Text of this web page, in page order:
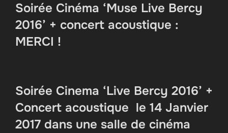
Soirée Cinéma ‘Muse Live Bercy
2016’ + concert acoustique :
MERCI !
Soirée Cinema ‘Live Bercy 2016’ +
Concert acoustique le 14 Janvier
2017 dans une salle de cinéma